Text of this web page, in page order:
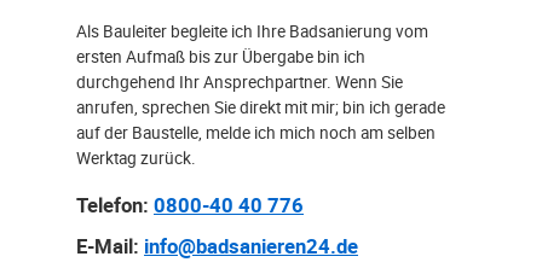
Als Bauleiter begleite ich Ihre Badsanierung vom
ersten Aufmaß bis zur Übergabe bin ich
durchgehend Ihr Ansprechpartner. Wenn Sie
anrufen, sprechen Sie direkt mit mir; bin ich gerade
auf der Baustelle, melde ich mich noch am selben
Werktag zurück.
Telefon: 0800-40 40 776
E-Mail: info@badsanieren24.de